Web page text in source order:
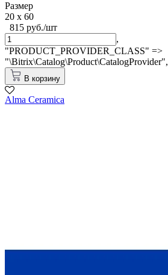
Размер
20 x 60
815 руб./шт
,
"PRODUCT_PROVIDER_CLASS" =>
"\Bitrix\Catalog\Product\CatalogProvider",
В корзину
Alma Ceramica